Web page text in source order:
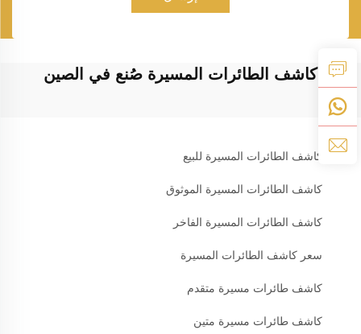
كاشف الطائرات المسيرة صُنع في الصين
كاشف الطائرات المسيرة للبيع
كاشف الطائرات المسيرة الموثوق
كاشف الطائرات المسيرة الفاخر
سعر كاشف الطائرات المسيرة
كاشف طائرات مسيرة متقدم
كاشف طائرات مسيرة متين